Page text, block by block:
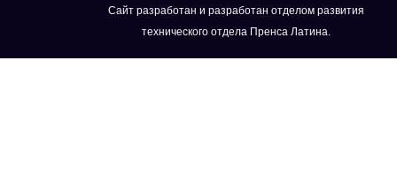
Сайт разработан и разработан отделом развития
технического отдела Пренса Латина.